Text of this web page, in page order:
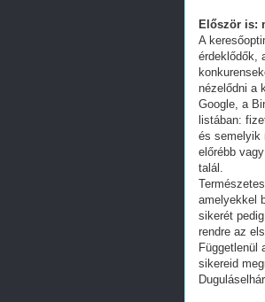
Először is:
A
érdeklődők,
nézelődni a
Google, a
listában:
és semelyik
előrébb
talál.
amelyekkel
sikerét
rendre az
Függetlenül
sikereid